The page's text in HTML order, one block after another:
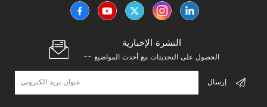
النشرة الإخبارية
-- الحصول على التحديثات مع أحدث المواضيع